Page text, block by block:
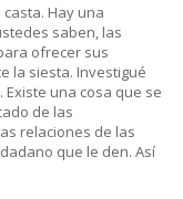
Hay una
saben, las
ofrecer sus
la siesta. Investigué
una cosa que se
de las
relaciones de las
que le den. Así